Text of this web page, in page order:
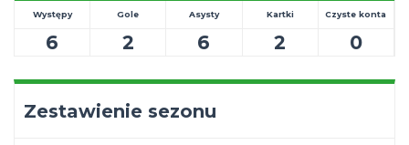
Występy
6
Gole
2
Asysty
6
Kartki
2
Czyste konta
0
Zestawienie sezonu